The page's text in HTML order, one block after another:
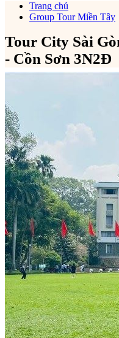
Trang chủ
Group Tour Miền Tây
Tour City Sài
- Cồn Sơn 3N2Đ